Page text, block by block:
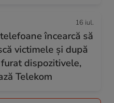
16 iul.
încearcă să
victimele și după
dispozitivele,
Telekom